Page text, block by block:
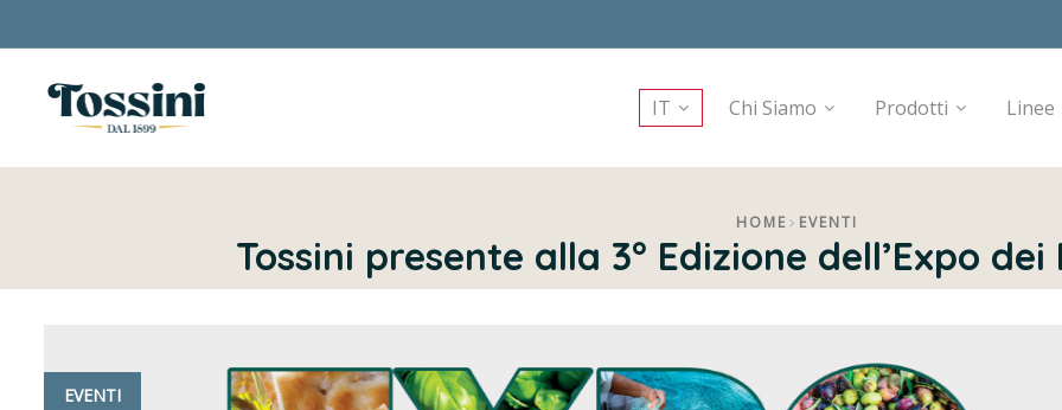
IT Chi Siamo Prodotti Linee
HOME EVENTI
Tossini presente alla 3° Edizione dell’Expo
EVENTI